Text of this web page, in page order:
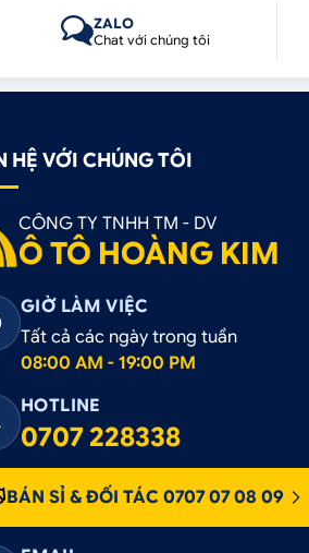
ZALO
Chat với chúng tôi
HỆ VỚI CHÚNG TÔI
CÔNG TY TNHH TM - DV
Ô TÔ HOÀNG KIM
GIỜ LÀM VIỆC
Tất cả các ngày trong tuần
08:00 AM - 19:00 PM
HOTLINE
0707 228338
BÁN SỈ & ĐỐI TÁC 0707 07 08 09